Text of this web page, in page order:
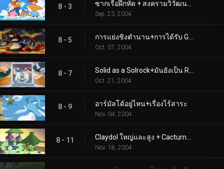
8 - 3
Sep. 23, 2004
8 - 5
Oct. 07, 2004
8 - 7
Oct. 21, 2004
8 - 9 อาร์มัลโด้อยู่ไหน+เรื่องไร้สาระ
Nov. 04, 2004
8 - 11
Nov. 18, 2004